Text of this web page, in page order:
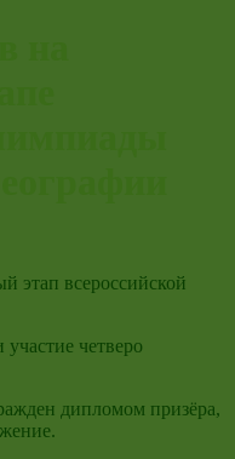
этап всероссийской
четверо
дипломом призёра,